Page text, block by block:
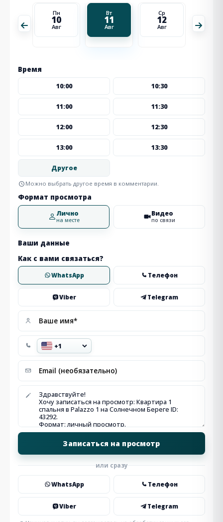
Пн
10
Авг
Вт
11
Авг
Ср
12
Авг
Время
10:00 10:30
11:00 11:30
12:00 12:30
13:00 13:30
Другое
Можно выбрать другое время в комментарии.
Формат просмотра
Лично
на месте
Видео
по связи
Ваши данные
Как с вами связаться?
WhatsApp Телефон
Viber Telegram
или сразу
WhatsApp Телефон
Viber Telegram